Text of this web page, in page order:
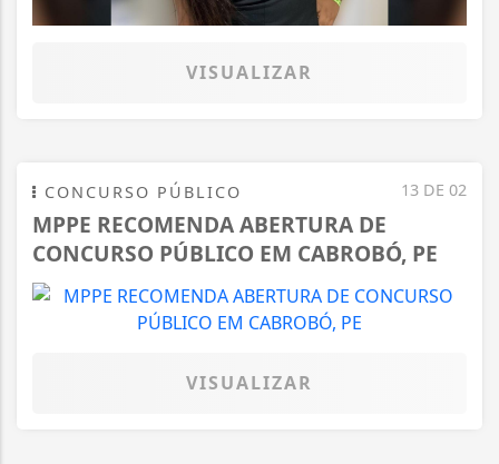
VISUALIZAR
13 DE 02
CONCURSO PÚBLICO
MPPE RECOMENDA ABERTURA DE
CONCURSO PÚBLICO EM CABROBÓ, PE
VISUALIZAR